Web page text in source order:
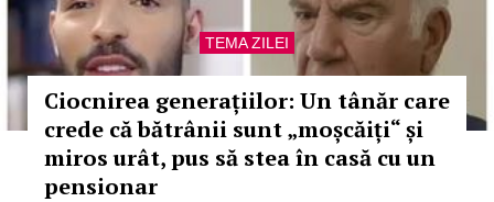
TEMA ZILEI
Ciocnirea generațiilor: Un tânăr care
crede că bătrânii sunt „moșcăiți“ și
miros urât, pus să stea în casă cu un
pensionar